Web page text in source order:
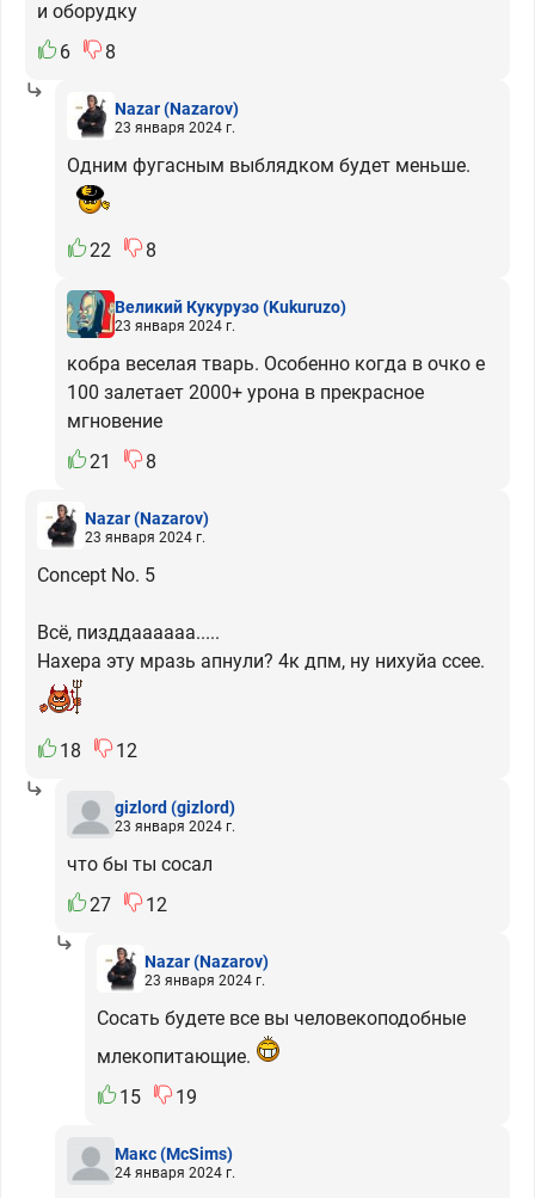
и оборудку
6
8
Nazar(Nazarov)
23 января 2024 г.
Одним фугасным выблядком будет меньше.
22 8
Великий Кукурузо(Kukuruzo)
23 января 2024 г.
кобра веселая тварь. Особенно когда в очко е
100 залетает 2000+ урона в прекрасное
мгновение
21
8
Nazar(Nazarov)
23 января 2024 г.
Concept No. 5
Всё, пизддаааааа.....
Нахера эту мразь апнули? 4к дпм, ну нихуйа ссее.
18 12
gizlord(gizlord)
23 января 2024 г.
что бы ты сосал
27
12
Nazar(Nazarov)
23 января 2024 г.
Сосать будете все вы человекоподобные
млекопитающие.
15
19
Макс(McSims)
24 января 2024 г.